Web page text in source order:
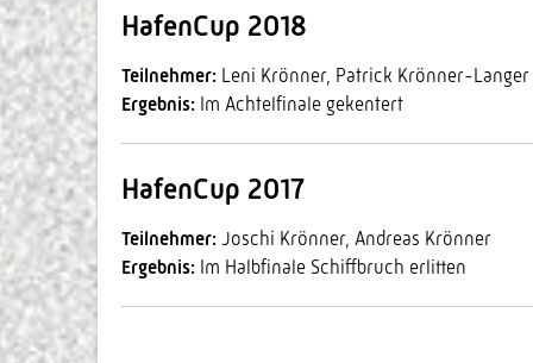
HafenCup 2018
Teilnehmer: Leni Krönner, Patrick Krönner-Langer
Ergebnis: Im Achtelfinale gekentert
HafenCup 2017
Teilnehmer: Joschi Krönner, Andreas Krönner
Ergebnis: Im Halbfinale Schiffbruch erlitten